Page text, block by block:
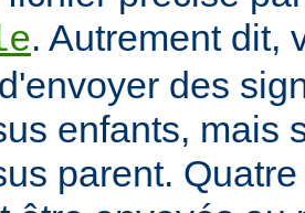
. Autrement dit,
des
enfants, mais
parent.